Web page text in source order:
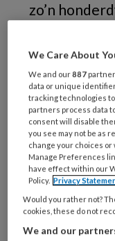
zo’n
mondvlies
braken zich
oorzaak kón
We Care About
We and our887
data or unique
tracking technologies
partners process data
consent will disable
you see may not be as
change your choices
Manage Preferences
have effect within our
Policy. Privacy
Would you rather not?
cookies, these do not
We and our